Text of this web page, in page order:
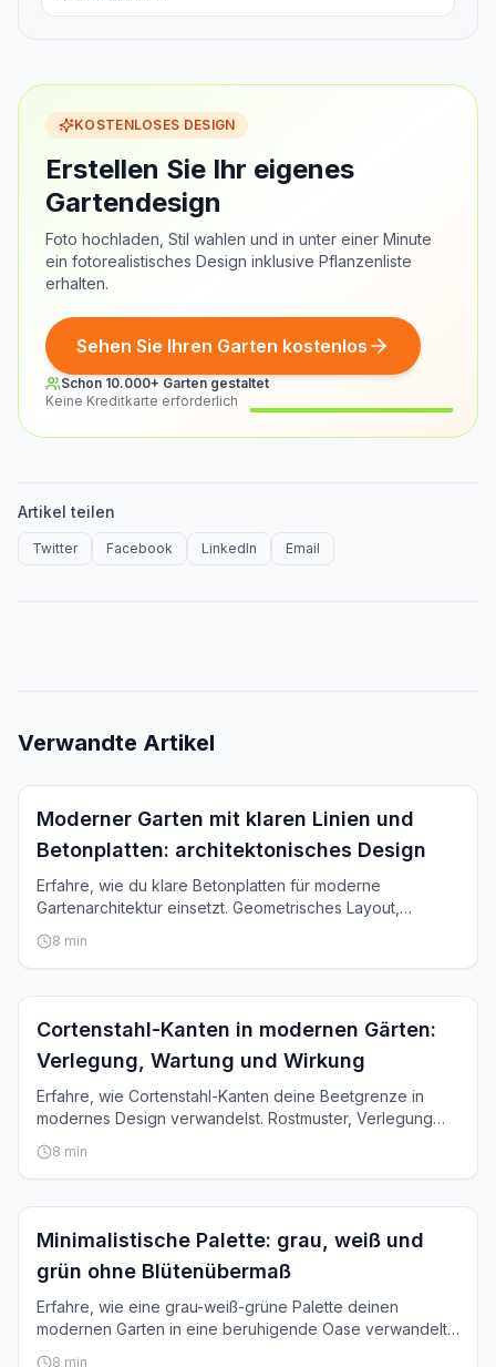
KOSTENLOSES DESIGN
Erstellen Sie Ihr eigenes
Gartendesign
Foto hochladen, Stil wahlen und in unter einer Minute
ein fotorealistisches Design inklusive Pflanzenliste
erhalten.
Sehen Sie Ihren Garten kostenlos
Schon 10.000+ Garten gestaltet
Keine Kreditkarte erforderlich
Artikel teilen
Twitter Facebook LinkedIn Email
Verwandte Artikel
Inspiration
Moderner Garten mit klaren Linien und
Betonplatten: architektonisches Design
Erfahre, wie du klare Betonplatten für moderne
Gartenarchitektur einsetzt. Geometrisches Layout,
Materialien und monochrome Bepflanzung.
8 min
Inspiration
Cortenstahl-Kanten in modernen Gärten:
Verlegung, Wartung und Wirkung
Erfahre, wie Cortenstahl-Kanten deine Beetgrenze in
modernes Design verwandelst. Rostmuster, Verlegung
und jahrelange Schönheit.
8 min
Inspiration
Minimalistische Palette: grau, weiß und
grün ohne Blütenübermaß
Erfahre, wie eine grau-weiß-grüne Palette deinen
modernen Garten in eine beruhigende Oase verwandelt.
Kein rosa, violett oder rot.
8 min